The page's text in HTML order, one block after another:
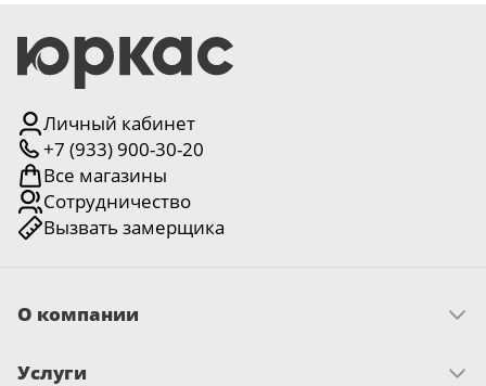
Личный кабинет
+7 (933) 900-30-20
Все магазины
Сотрудничество
Вызвать замерщика
О компании
Миссия и ценности
Услуги